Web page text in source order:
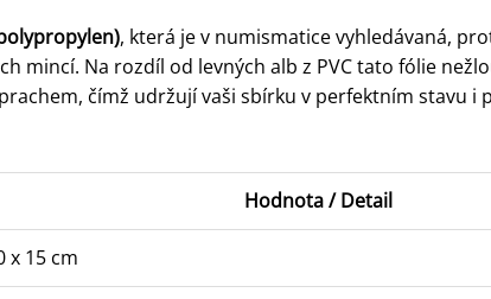
, která je v numismatice vyhledávaná,
mincí. Na rozdíl od levných alb z PVC tato fólie
čímž udržují vaši sbírku v perfektním stavu i
Hodnota / Detail
x 15 cm